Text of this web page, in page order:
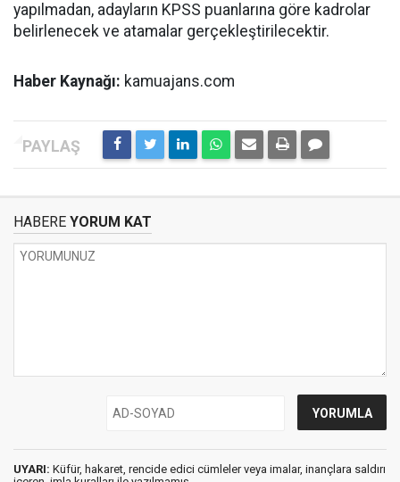
yapılmadan, adayların KPSS puanlarına göre kadrolar
belirlenecek ve atamalar gerçekleştirilecektir.
Haber Kaynağı: kamuajans.com
HABERE YORUM KAT
UYARI: Küfür, hakaret, rencide edici cümleler veya imalar, inançlara saldırı